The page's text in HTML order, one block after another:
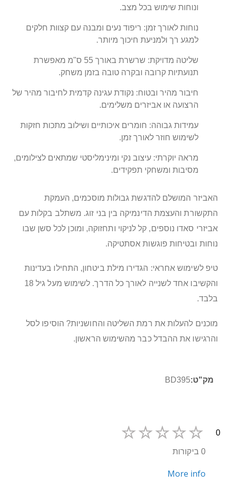
ונוחות שימוש בכל מצב.
נוחות לאורך זמן: ריפוד נעים ומבנה עם קצוות חלקים
למגע רך ולמניעת חיכוך מיותר.
שליטה מדויקת: שרשרת באורך 55 ס"מ מאפשרת
תנועתיות קרובה ובקרה טובה בזמן משחק.
חיבור מהיר ובטוח: נקודת עגינה קדמית לחיבור מהיר של
הרצועה או אביזרים משלימים.
עמידות גבוהה: חומרים איכותיים ושילוב מתכות חזקות
לשימוש חוזר לאורך זמן.
מראה יוקרתי: עיצוב נקי ומינימליסטי שמתאים לצילומים,
מסיבות ומשחקי תפקידים.
האביזר המושלם להדגשת גבולות מוסכמים, העמקת
התקשורת והעצמת הדינמיקה בין בני זוג. משתלב בקלות עם
אביזרי סאדו נוספים, קל לניקוי ותחזוקה, ומוכן לכל סשן שבו
נוחות ובטיחות פוגשות אסתטיקה.
טיפ לשימוש אחראי: הגדירו מילת ביטחון, התחילו בעדינות
והקשיבו אחד לשנייה לאורך כל הדרך. לשימוש מעל גיל 18
בלבד.
מוכנים להעלות את רמת השליטה והחושניות? הוסיפו לסל
והרגישו את ההבדל כבר מהשימוש הראשון.
מידע
BD395
0
0 ביקורות
More info